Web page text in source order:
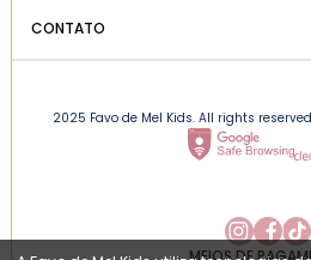
CONTATO
2025 Favo de Mel Kids. All rights
MEIOS DE